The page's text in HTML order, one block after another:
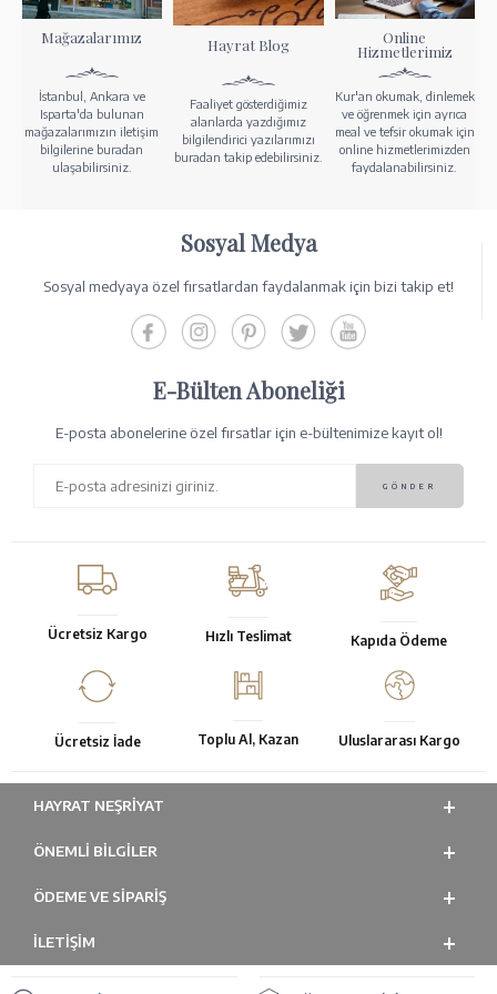
Mağazalarımız
İstanbul, Ankara ve
Isparta'da bulunan
mağazalarımızın iletişim
bilgilerine buradan
ulaşabilirsiniz.
Hayrat Blog
Faaliyet gösterdiğimiz
alanlarda yazdığımız
bilgilendirici yazılarımızı
buradan takip edebilirsiniz.
Online
Hizmetlerimiz
Kur'an okumak, dinlemek
ve öğrenmek için ayrıca
meal ve tefsir okumak için
online hizmetlerimizden
faydalanabilirsiniz.
Sosyal Medya
Sosyal medyaya özel fırsatlardan faydalanmak için bizi takip et!
E-Bülten Aboneliği
E-posta abonelerine özel fırsatlar için e-bültenimize kayıt ol!
Ücretsiz Kargo Hızlı Teslimat Kapıda Ödeme
Ücretsiz İade Toplu Al, Kazan Uluslararası Kargo
HAYRAT NEŞRIYAT
ÖNEMLI BILGILER
ÖDEME VE SİPARİŞ
İLETİŞİM